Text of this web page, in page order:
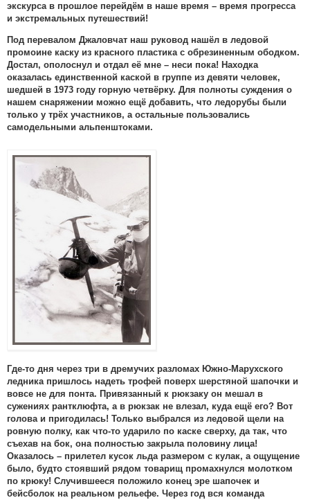
экскурса в прошлое перейдём в наше время – время прогресса
и экстремальных путешествий!
Под перевалом Джаловчат наш руковод нашёл в ледовой
промоине каску из красного пластика с обрезиненным ободком.
Достал, ополоснул и отдал её мне – неси пока! Находка
оказалась единственной каской в группе из девяти человек,
шедшей в 1973 году горную четвёрку. Для полноты суждения о
нашем снаряжении можно ещё добавить, что ледорубы были
только у трёх участников, а остальные пользовались
самодельными альпенштоками.
Где-то дня через три в дремучих разломах Южно-Марухского
ледника пришлось надеть трофей поверх шерстяной шапочки и
вовсе не для понта. Привязанный к рюкзаку он мешал в
сужениях рантклюфта, а в рюкзак не влезал, куда ещё его? Вот
голова и пригодилась! Только выбрался из ледовой щели на
ровную полку, как что-то ударило по каске сверху, да так, что
съехав на бок, она полностью закрыла половину лица!
Оказалось – прилетел кусок льда размером с кулак, а ощущение
было, будто стоявший рядом товарищ промахнулся молотком
по крюку! Случившееся положило конец эре шапочек и
бейсболок на реальном рельефе. Через год вся команда